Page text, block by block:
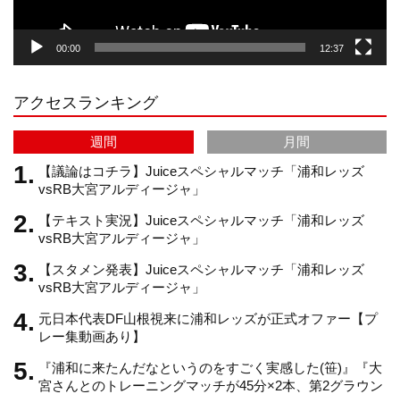
r
a
m
e
C
h
a
n
e
00:00 12:37
アクセスランキング
週間
月間
【議論はコチラ】Juiceスペシャルマッチ「浦和レッズ
vsRB大宮アルディージャ」
【テキスト実況】Juiceスペシャルマッチ「浦和レッズ
vsRB大宮アルディージャ」
【スタメン発表】Juiceスペシャルマッチ「浦和レッズ
vsRB大宮アルディージャ」
元日本代表DF山根視来に浦和レッズが正式オファー【プ
レー集動画あり】
『浦和に来たんだなというのをすごく実感した(笹)』『大
宮さんとのトレーニングマッチが45分×2本、第2グラウン